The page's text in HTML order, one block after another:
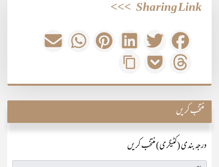
Sharing Link
>>>
منتخب کریں
درجہ بندی (کٹیگری) منتخب کریں